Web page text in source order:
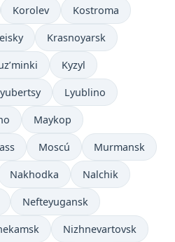
Korolev Kostroma
Krasnoyarsk
Kyzyl
Lyublino
Maykop
Moscú Murmansk
Nakhodka Nalchik
Nefteyugansk
Nizhnevartovsk